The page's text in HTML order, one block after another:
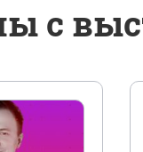
с